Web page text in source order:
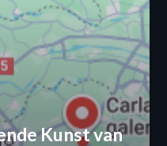
Kunst van